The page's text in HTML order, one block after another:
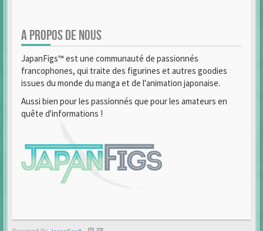
A PROPOS DE NOUS
JapanFigs™ est une communauté de passionnés
francophones, qui traite des figurines et autres goodies
issues du monde du manga et de l'animation japonaise.
Aussi bien pour les passionnés que pour les amateurs en
quête d'informations !